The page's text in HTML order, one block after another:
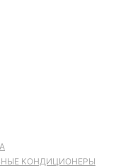
КОНДИЦИОНЕРЫ